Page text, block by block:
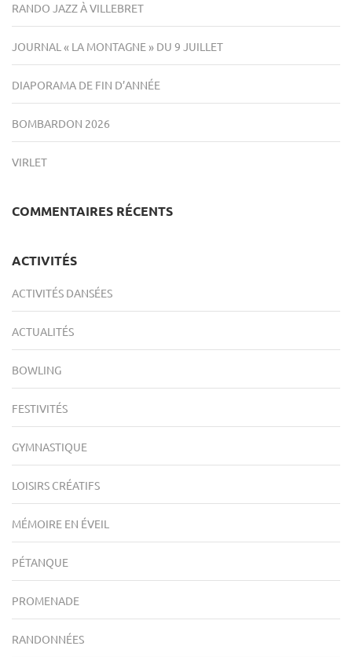
RANDO JAZZ À VILLEBRET
JOURNAL « LA MONTAGNE » DU 9 JUILLET
DIAPORAMA DE FIN D’ANNÉE
BOMBARDON 2026
VIRLET
COMMENTAIRES RÉCENTS
ACTIVITÉS
ACTIVITÉS DANSÉES
ACTUALITÉS
BOWLING
FESTIVITÉS
GYMNASTIQUE
LOISIRS CRÉATIFS
MÉMOIRE EN ÉVEIL
PÉTANQUE
PROMENADE
RANDONNÉES